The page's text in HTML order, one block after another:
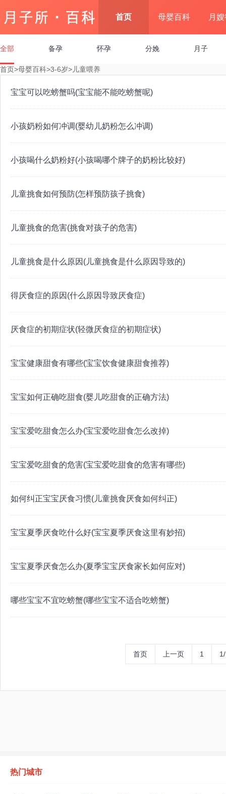
首页 母婴百科 月
全部 备孕 怀孕 分娩 月子
首页>母婴百科>3-6岁>儿童喂养
宝宝可以吃螃蟹吗(宝宝能不能吃螃蟹呢)
小孩奶粉如何冲调(婴幼儿奶粉怎么冲调)
小孩喝什么奶粉好(小孩喝哪个牌子的奶粉比较好)
儿童挑食如何预防(怎样预防孩子挑食)
儿童挑食的危害(挑食对孩子的危害)
儿童挑食是什么原因(儿童挑食是什么原因导致的)
得厌食症的原因(什么原因导致厌食症)
厌食症的初期症状(轻微厌食症的初期症状)
宝宝健康甜食有哪些(宝宝饮食健康甜食推荐)
宝宝如何正确吃甜食(婴儿吃甜食的正确方法)
宝宝爱吃甜食怎么办(宝宝爱吃甜食怎么改掉)
宝宝爱吃甜食的危害(宝宝爱吃甜食的危害有哪些)
如何纠正宝宝厌食习惯(儿童挑食厌食如何纠正)
宝宝夏季厌食吃什么好(宝宝夏季厌食这里有妙招)
宝宝夏季厌食怎么办(夏季宝宝厌食家长如何应对)
哪些宝宝不宜吃螃蟹(哪些宝宝不适合吃螃蟹)
首页 上一页 1
热门城市